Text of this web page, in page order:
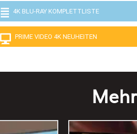
4K BLU-RAY KOMPLETTLISTE
PRIME VIDEO 4K NEUHEITEN